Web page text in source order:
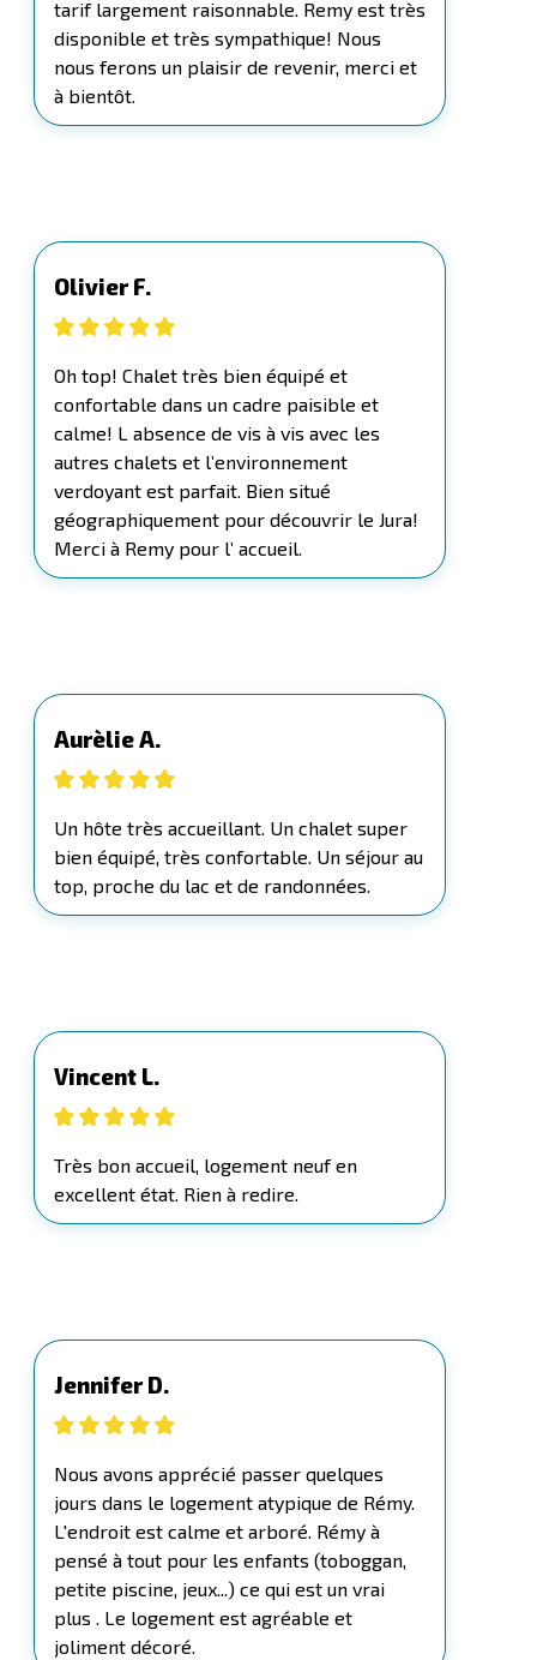
tarif largement raisonnable. Remy est très
disponible et très sympathique! Nous
nous ferons un plaisir de revenir, merci et
à bientôt.
Olivier F.
Oh top! Chalet très bien équipé et
confortable dans un cadre paisible et
calme! L absence de vis à vis avec les
autres chalets et l’environnement
verdoyant est parfait. Bien situé
géographiquement pour découvrir le Jura!
Merci à Remy pour l’ accueil.
Aurèlie A.
Un hôte très accueillant. Un chalet super
bien équipé, très confortable. Un séjour au
top, proche du lac et de randonnées.
Vincent L.
Très bon accueil, logement neuf en
excellent état. Rien à redire.
Jennifer D.
Nous avons apprécié passer quelques
jours dans le logement atypique de Rémy.
L'endroit est calme et arboré. Rémy à
pensé à tout pour les enfants (toboggan,
petite piscine, jeux...) ce qui est un vrai
plus . Le logement est agréable et
joliment décoré.